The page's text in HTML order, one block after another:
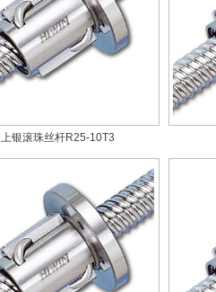
上银滚珠丝杆R25-10T3